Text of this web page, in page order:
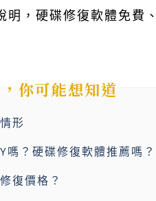
明，硬碟修復軟體免費
你可能想知道
形
嗎？硬碟修復軟體推薦嗎？
復價格？